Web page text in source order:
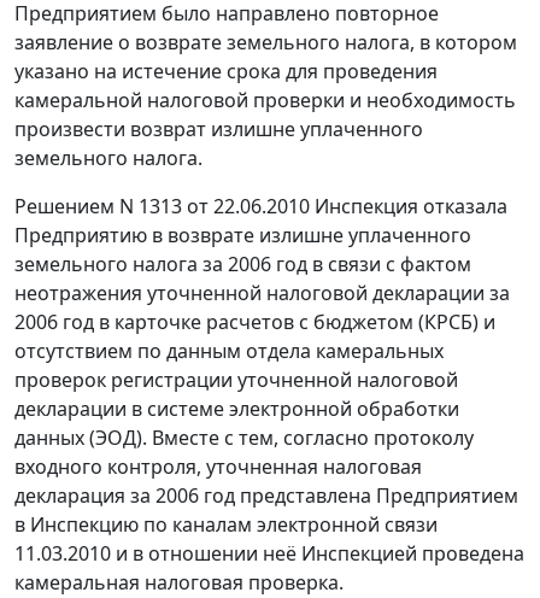
Предприятием было направлено повторное
заявление о возврате земельного налога, в котором
указано на истечение срока для проведения
камеральной налоговой проверки и необходимость
произвести возврат излишне уплаченного
земельного налога.
Решением N 1313 от 22.06.2010 Инспекция отказала
Предприятию в возврате излишне уплаченного
земельного налога за 2006 год в связи с фактом
неотражения уточненной налоговой декларации за
2006 год в карточке расчетов с бюджетом (КРСБ) и
отсутствием по данным отдела камеральных
проверок регистрации уточненной налоговой
декларации в системе электронной обработки
данных (ЭОД). Вместе с тем, согласно протоколу
входного контроля, уточненная налоговая
декларация за 2006 год представлена Предприятием
в Инспекцию по каналам электронной связи
11.03.2010 и в отношении неё Инспекцией проведена
камеральная налоговая проверка.